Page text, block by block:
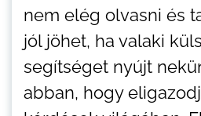
nem elég olvasni és
jól jöhet, ha valaki
segítséget nyújt
abban, hogy